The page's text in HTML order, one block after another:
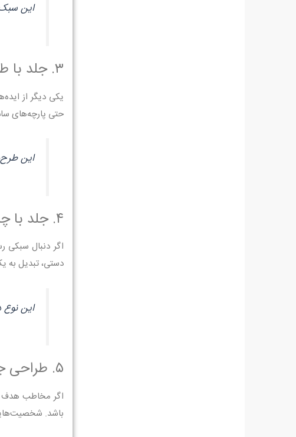
این
۳. جلد با طرح پارچه یا گلدوزی
یکی دیگر از
حتی پارچه‌های
این
۴. جلد با چرم طبیعی یا مصنوعی
اگر دنبال سبکی
دستی، تبدیل به
این نوع
۵. طراحی جلد با شخصیت‌سازی (Character Design)
اگر مخاطب هدف
باشد.